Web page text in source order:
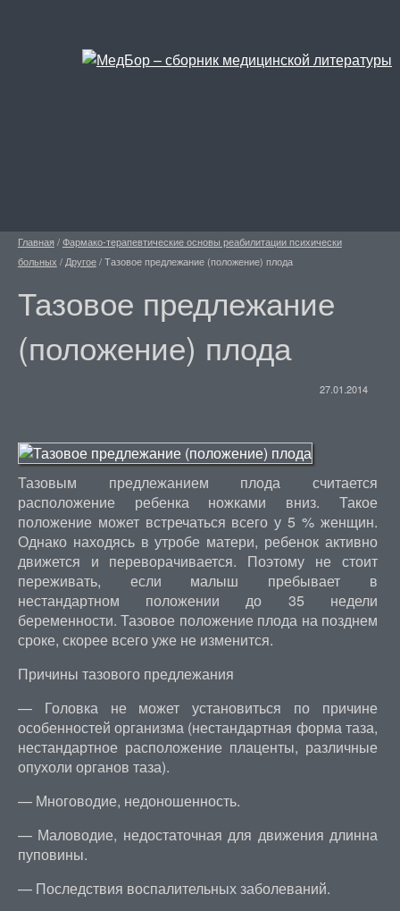
Главная /Фармако-терапевтические основы реабилитации психически
больных / Другое/Тазовое предлежание (положение) плода
Тазовое предлежание
(положение) плода
27.01.2014
Тазовым предлежанием плода считается
расположение ребенка ножками вниз. Такое
положение может встречаться всего у 5 % женщин.
Однако находясь в утробе матери, ребенок активно
движется и переворачивается. Поэтому не стоит
переживать, если малыш пребывает в
нестандартном положении до 35 недели
беременности. Тазовое положение плода на позднем
сроке, скорее всего уже не изменится.
Причины тазового предлежания
— Головка не может установиться по причине
особенностей организма (нестандартная форма таза,
нестандартное расположение плаценты, различные
опухоли органов таза).
— Многоводие, недоношенность.
— Маловодие, недостаточная для движения длинна
пуповины.
— Последствия воспалительных заболеваний.